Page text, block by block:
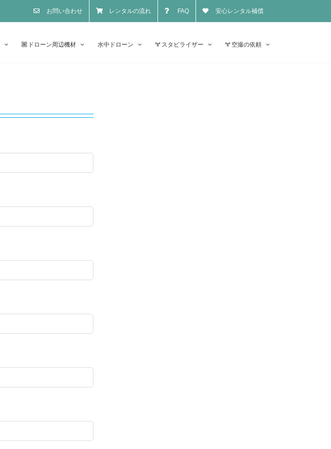
お問い合わせ レンタルの流れ FAQ 安心レンタル補償
ドローン周辺機材 水中ドローン スタビライザー 空撮の依頼